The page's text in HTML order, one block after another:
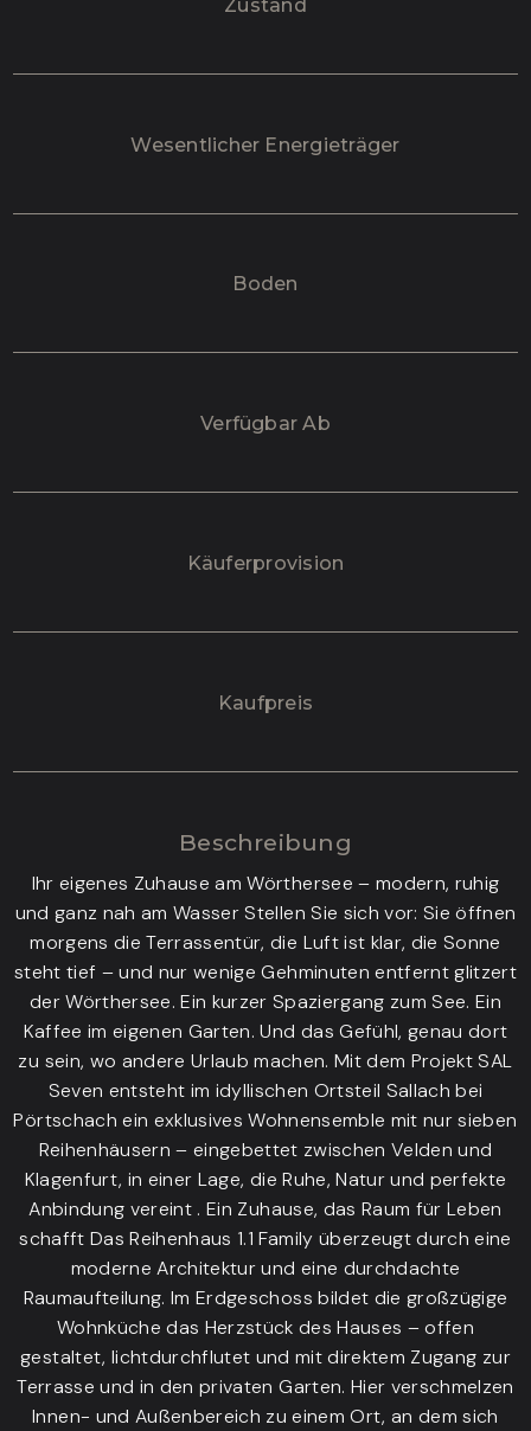
Zustand
Wesentlicher Energieträger
Boden
Verfügbar Ab
Käufer­provision
Kaufpreis
Beschreibung
Ihr eigenes Zuhause am Wörthersee – modern, ruhig
und ganz nah am Wasser Stellen Sie sich vor: Sie öffnen
morgens die Terrassentür, die Luft ist klar, die Sonne
steht tief – und nur wenige Gehminuten entfernt glitzert
der Wörthersee. Ein kurzer Spaziergang zum See. Ein
Kaffee im eigenen Garten. Und das Gefühl, genau dort
zu sein, wo andere Urlaub machen. Mit dem Projekt SAL
Seven entsteht im idyllischen Ortsteil Sallach bei
Pörtschach ein exklusives Wohnensemble mit nur sieben
Reihenhäusern – eingebettet zwischen Velden und
Klagenfurt, in einer Lage, die Ruhe, Natur und perfekte
Anbindung vereint . Ein Zuhause, das Raum für Leben
schafft Das Reihenhaus 1.1 Family überzeugt durch eine
moderne Architektur und eine durchdachte
Raumaufteilung. Im Erdgeschoss bildet die großzügige
Wohnküche das Herzstück des Hauses – offen
gestaltet, lichtdurchflutet und mit direktem Zugang zur
Terrasse und in den privaten Garten. Hier verschmelzen
Innen- und Außenbereich zu einem Ort, an dem sich